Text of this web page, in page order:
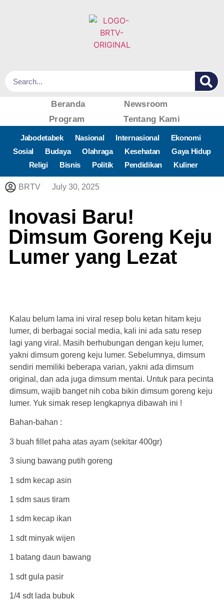
Beranda
Newsroom
Program
Tentang Kami
Jabodetabek Nasional Internasional
Ekonomi
Sosial
Budaya Olahraga Kesehatan
Gaya Hidup
Religi
Bisnis Politik Pendidikan Kuliner
BRTV July 30, 2025
Inovasi Baru!
Dimsum Goreng Keju
Lumer yang Lezat
Kalau belum lama ini viral resep bolu ketan hitam keju
lumer, di berbagai social media, kali ini ada satu resep
lagi yang viral. Masih berhubungan dengan keju lumer,
yakni dimsum goreng keju lumer. Sebelumnya, dimsum
sendiri memiliki beberapa varian, yakni ada dimsum
original, dan ada juga dimsum mentai. Untuk para pecinta
dimsum, wajib banget nih coba bikin dimsum goreng keju
lumer. Yuk simak resep lengkapnya dibawah ini !
Bahan-bahan :
3 buah fillet paha atas ayam (sekitar 400gr)
3 siung bawang putih goreng
1 sdm kecap asin
1 sdm saus tiram
1 sdm kecap ikan
1 sdt minyak wijen
1 batang daun bawang
1 sdt gula pasir
1/4 sdt lada bubuk